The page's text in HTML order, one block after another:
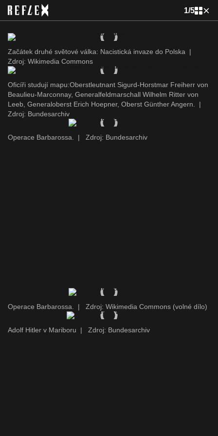
1/5
Začátek druhé světové válka: Nacistická invaze do Polska
|
Zdroj: Wikimedia Commons
Oficíři studují mapu:Oberstleutnant Sigurd-Horstmar Freiherr von
Beaulieu-Marconnay, Generalfeldmarschall Wilhelm Ritter von
Leeb, Generaloberst Erich Hoepner, Oberst Günther Angern.
|
Zdroj: Bundesarchiv
Operace Barbarossa. | Zdroj: Bundesarchiv
Operace Barbarossa. | Zdroj: Wikimedia Commons (volné dílo)
Adolf Hitler v Mariboru | Zdroj: Bundesarchiv